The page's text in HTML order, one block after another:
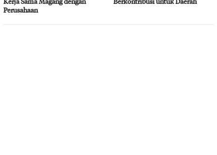
Perusahaan